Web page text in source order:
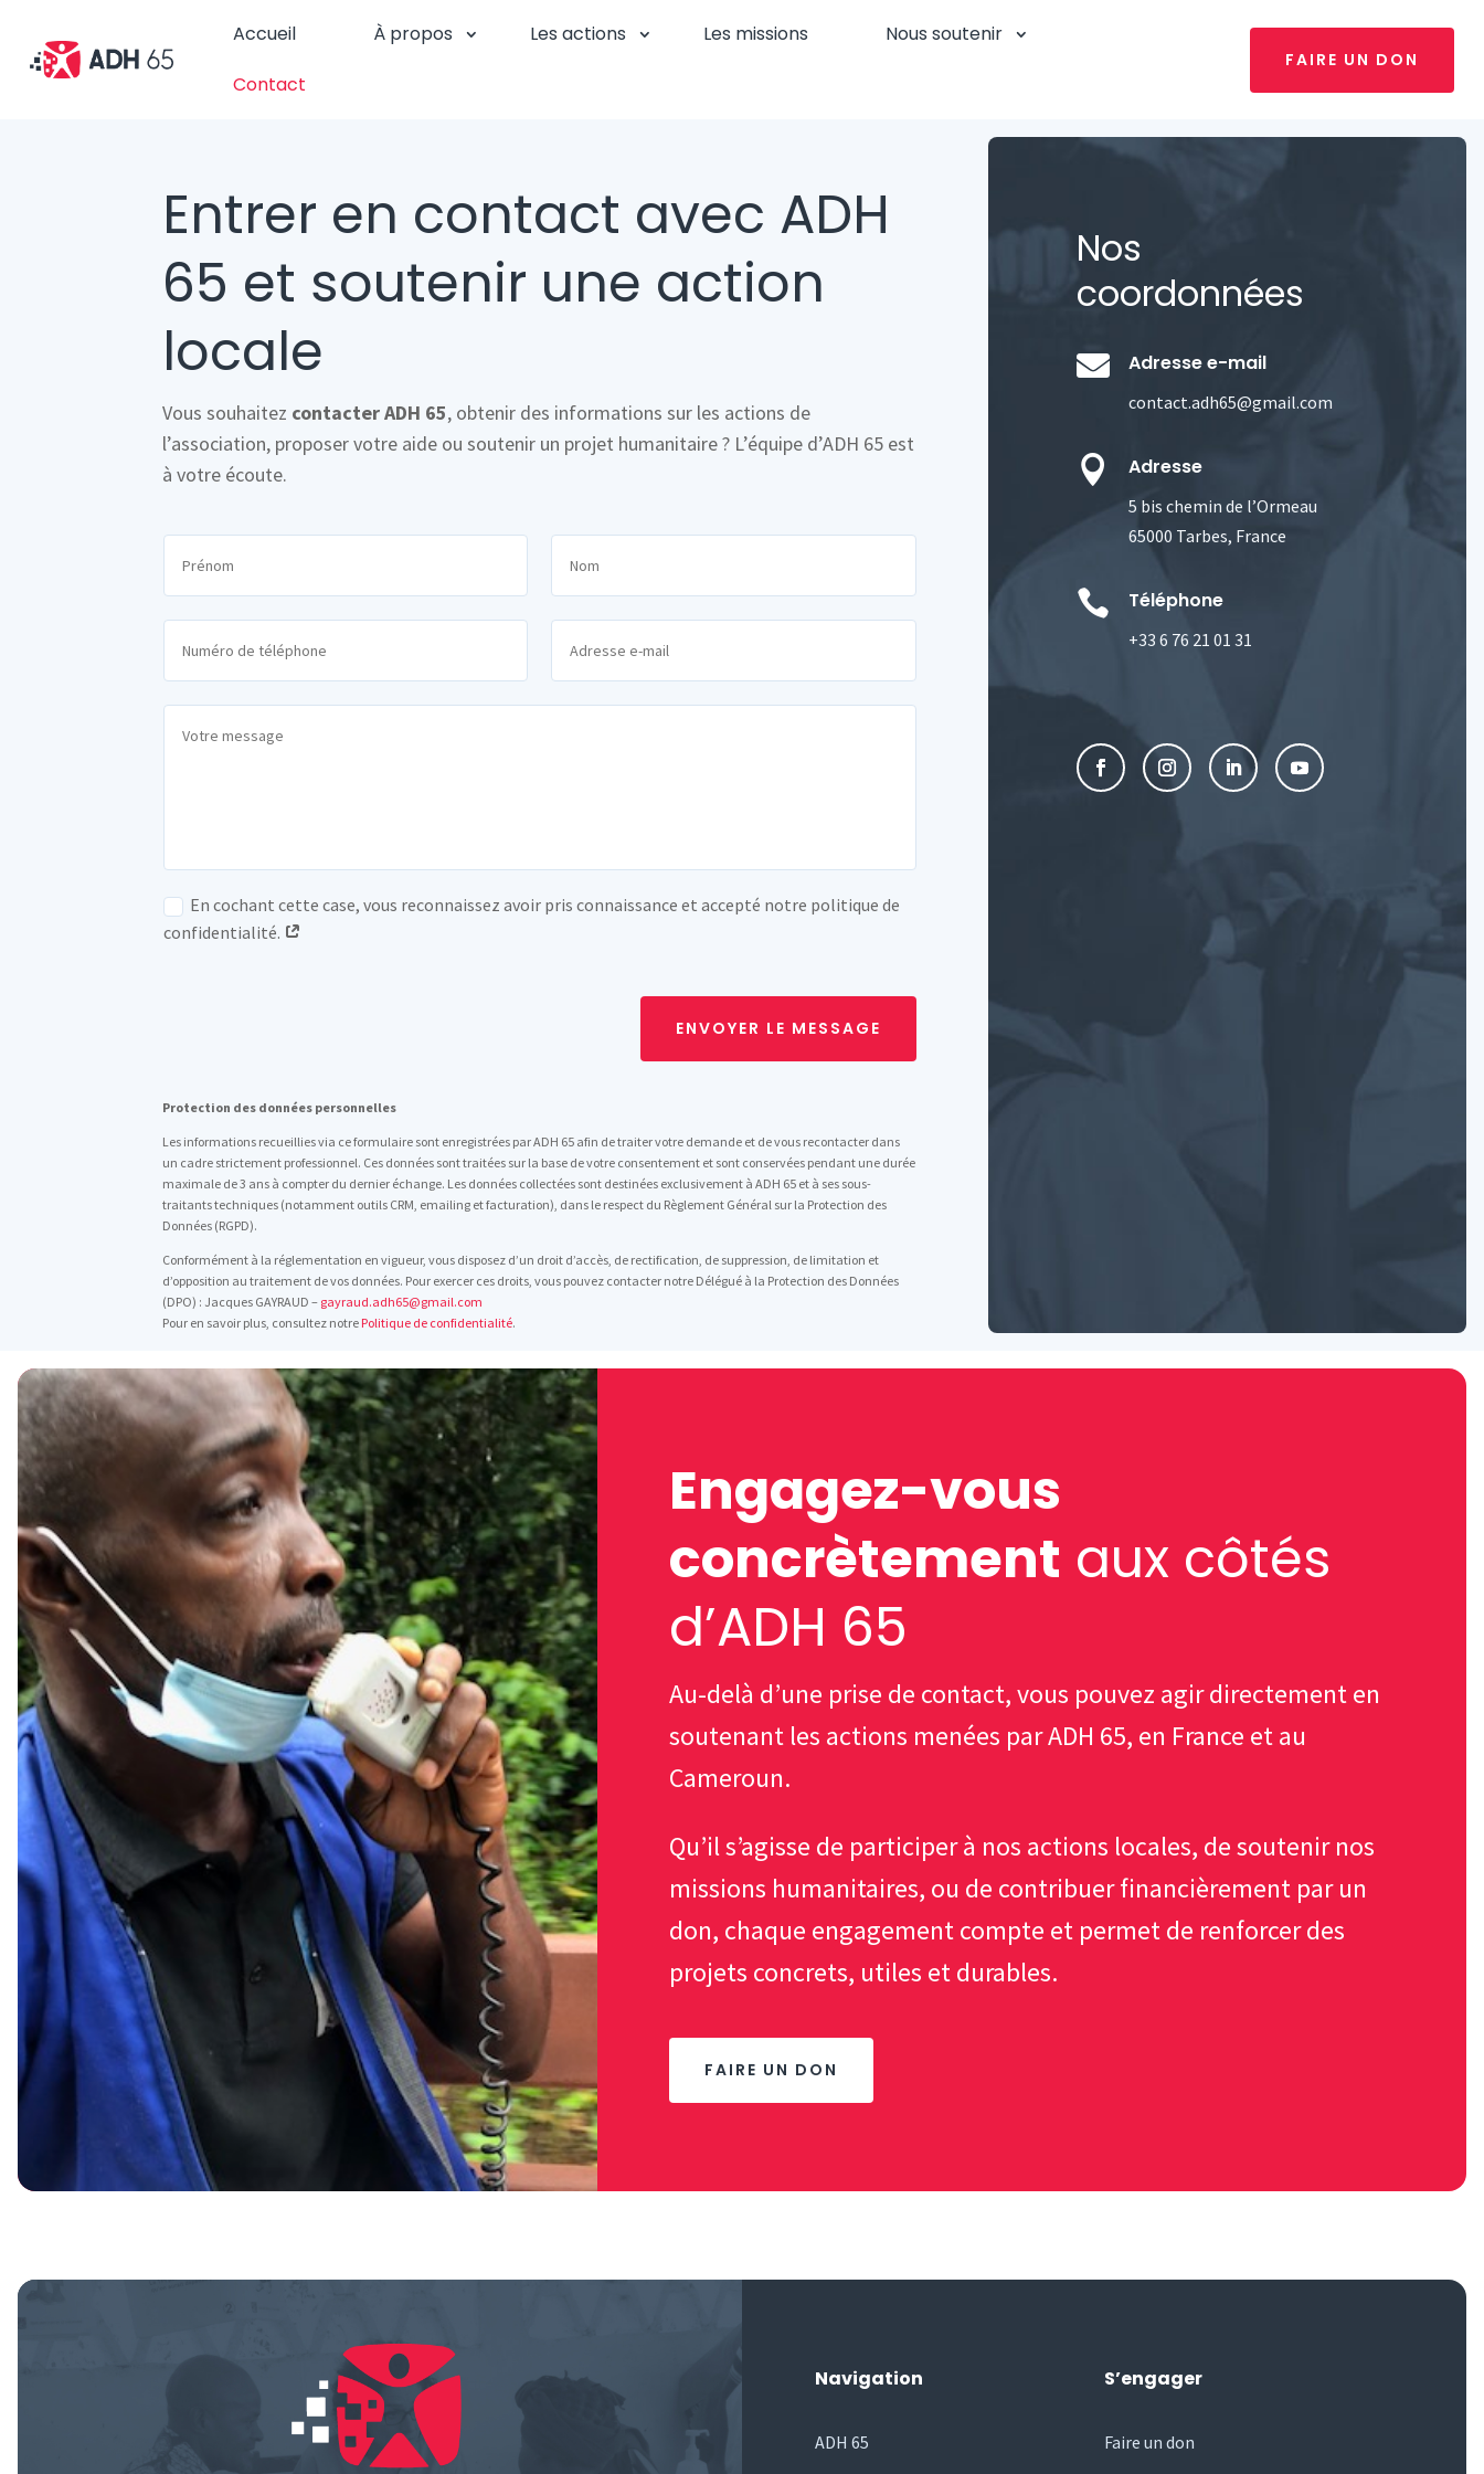
Accueil À propos Les actions Les missions
Nous soutenir
Contact
FAIRE UN DON
Entrer en contact avec ADH
65 et soutenir une action
locale
Vous souhaitez contacter ADH 65, obtenir des informations sur les actions de
l’association, proposer votre aide ou soutenir un projet humanitaire ? L’équipe d’ADH 65 est
à votre écoute.
En cochant cette case, vous reconnaissez avoir pris connaissance et accepté notre politique de
confidentialité.
ENVOYER LE MESSAGE
Protection des données personnelles
Les informations recueillies via ce formulaire sont enregistrées par ADH 65 afin de traiter votre demande et de vous recontacter dans
un cadre strictement professionnel. Ces données sont traitées sur la base de votre consentement et sont conservées pendant une durée
maximale de 3 ans à compter du dernier échange. Les données collectées sont destinées exclusivement à ADH 65 et à ses sous-
traitants techniques (notamment outils CRM, emailing et facturation), dans le respect du Règlement Général sur la Protection des
Données (RGPD).
Conformément à la réglementation en vigueur, vous disposez d’un droit d’accès, de rectification, de suppression, de limitation et
d’opposition au traitement de vos données. Pour exercer ces droits, vous pouvez contacter notre Délégué à la Protection des Données
(DPO) : Jacques GAYRAUD – gayraud.adh65@gmail.com
Pour en savoir plus, consultez notre Politique de confidentialité.
Nos
coordonnées
 Adresse e-mail
contact.adh65@gmail.com
 Adresse
5 bis chemin de l’Ormeau
65000 Tarbes, France
 Téléphone
+33 6 76 21 01 31
Engagez-vous
concrètement aux côtés
d’ADH 65
Au-delà d’une prise de contact, vous pouvez agir directement en
soutenant les actions menées par ADH 65, en France et au
Cameroun.
Qu’il s’agisse de participer à nos actions locales, de soutenir nos
missions humanitaires, ou de contribuer financièrement par un
don, chaque engagement compte et permet de renforcer des
projets concrets, utiles et durables.
FAIRE UN DON
Navigation
ADH 65
S’engager
Faire un don